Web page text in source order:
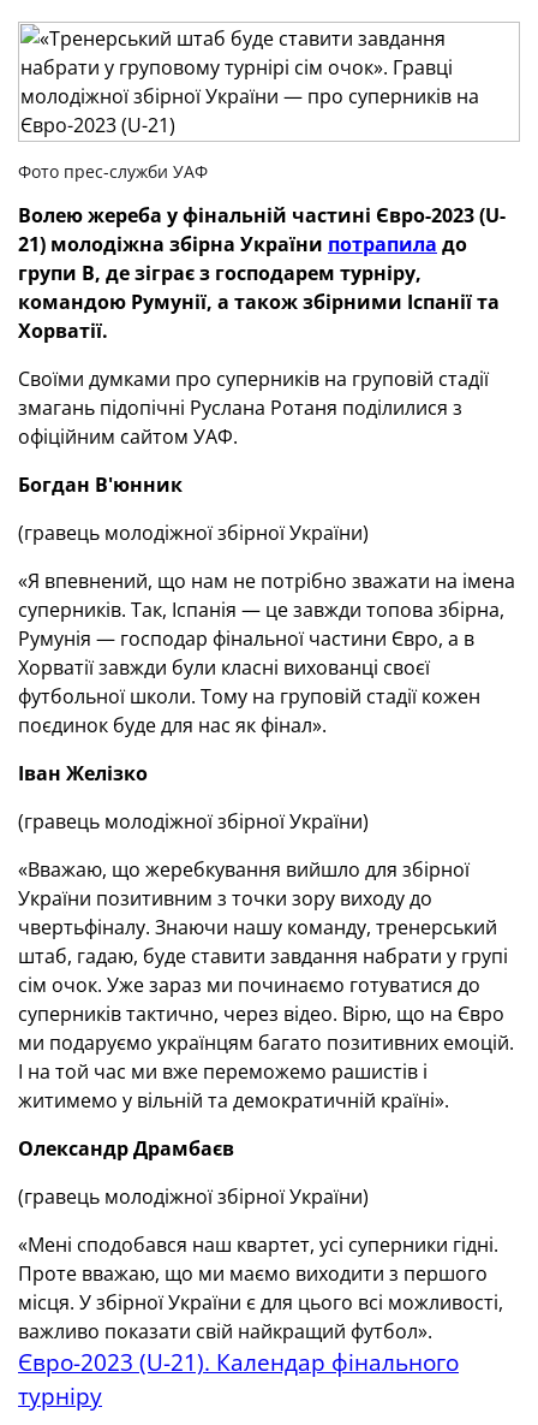
Фото прес-служби УАФ
Волею жереба у фінальній частині Євро-2023 (U-
21) молодіжна збірна України потрапила до
групи B, де зіграє з господарем турніру,
командою Румунії, а також збірними Іспанії та
Хорватії.
Своїми думками про суперників на груповій стадії
змагань підопічні Руслана Ротаня поділилися з
офіційним сайтом УАФ.
Богдан В'юнник
(гравець молодіжної збірної України)
«Я впевнений, що нам не потрібно зважати на імена
суперників. Так, Іспанія — це завжди топова збірна,
Румунія — господар фінальної частини Євро, а в
Хорватії завжди були класні вихованці своєї
футбольної школи. Тому на груповій стадії кожен
поєдинок буде для нас як фінал».
Іван Желізко
(гравець молодіжної збірної України)
«Вважаю, що жеребкування вийшло для збірної
України позитивним з точки зору виходу до
чвертьфіналу. Знаючи нашу команду, тренерський
штаб, гадаю, буде ставити завдання набрати у групі
сім очок. Уже зараз ми починаємо готуватися до
суперників тактично, через відео. Вірю, що на Євро
ми подаруємо українцям багато позитивних емоцій.
І на той час ми вже переможемо рашистів і
житимемо у вільній та демократичній країні».
Олександр Драмбаєв
(гравець молодіжної збірної України)
«Мені сподобався наш квартет, усі суперники гідні.
Проте вважаю, що ми маємо виходити з першого
місця. У збірної України є для цього всі можливості,
важливо показати свій найкращий футбол».
Євро-2023 (U-21). Календар фінального
турніру